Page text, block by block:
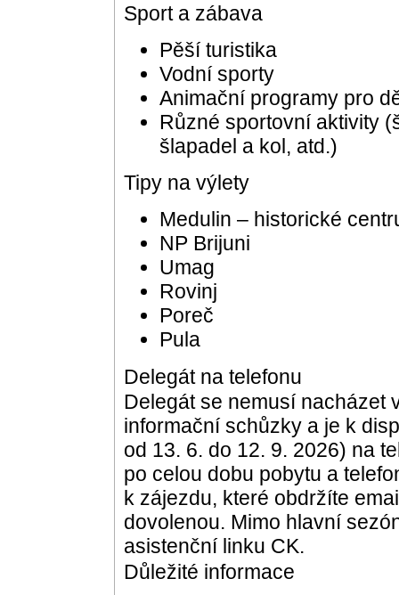
Sport a zábava
Pěší turistika
Vodní sporty
Animační programy pro
Různé sportovní aktivity
šlapadel a kol, atd.)
Tipy na výlety
Medulin – historické
NP Brijuni
Umag
Rovinj
Poreč
Pula
Delegát na telefonu
Delegát se nemusí nacházet
informační schůzky a je k
od 13. 6. do 12. 9. 2026) na
po celou dobu pobytu a
k zájezdu, které obdržíte
dovolenou. Mimo hlavní
asistenční linku CK.
Důležité informace